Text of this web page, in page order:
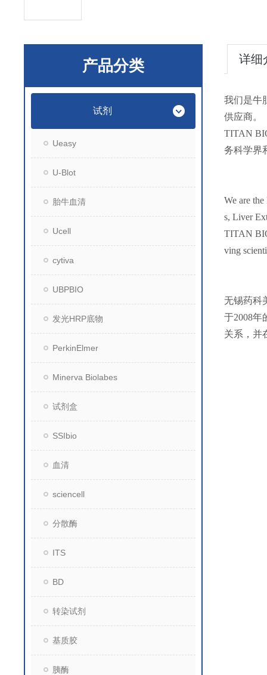
产品分类
试剂
Ueasy
U-Blot
胎牛血清
Ucell
cytiva
UBPBIO
发光HRP底物
PerkinElmer
Minerva Biolabes
试剂盒
SSIbio
血清
sciencell
分散酶
ITS
BD
转染试剂
基质胶
胰酶
详细
我们是牛
供应商。
TITAN
务科学界
We are
s, Liver
TITAN
ving
无锡药科
于2008年
关系，并